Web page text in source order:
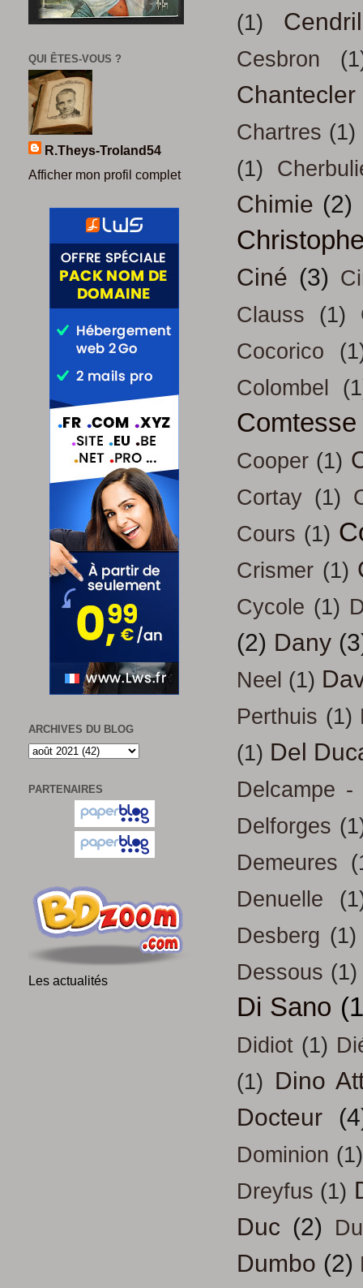
(1)
Cesbron
Chantecler
Chartres (1)
(1)
Chimie (2)
Ciné (3)
Clauss
(1)
Cocorico
Colombel
Cooper (1)
Cortay (1)
Cours (1)
Crismer (1)
Cycole (1)
(2) Dany
Neel (1)
Perthuis (1)
(1) Del
Delcampe -
Delforges
Demeures
Denuelle
Desberg (1)
Dessous (1)
Di Sano
Didiot (1)
(1) Dino
Docteur
Dominion (1)
Dreyfus (1)
Duc (2)
Dumbo (2)
QUI ÊTES-VOUS ?
R.Theys-Troland54
Afficher mon profil complet
ARCHIVES DU BLOG
PARTENAIRES
Les actualités